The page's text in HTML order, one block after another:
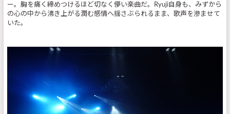
ー。胸を痛く締めつけるほど切なく儚い楽曲だ。Ryuji自身も、みずから
の心の中から沸き上がる潤む感情へ揺さぶられるまま、歌声を滲ませて
いた。